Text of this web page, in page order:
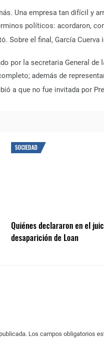
Una empresa tan difícil y
políticos: acordaron,
Sobre el final, García Cuerva
por la secretaria General de
además de
a que no fue invitada por
SOCIEDAD
Quiénes declararon en el
desaparición de Loan
Los campos obligatorios